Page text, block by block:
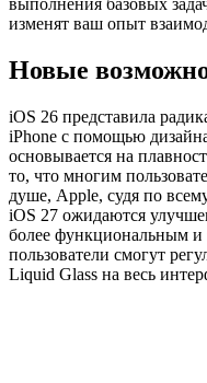
выполнения базовых
изменят ваш опыт
Новые
iOS 26 представила
iPhone с помощью
основывается на
то, что многим
душе, Apple, судя по
iOS 27 ожидаются
более функциональным
пользователи смогут
Liquid Glass на весь